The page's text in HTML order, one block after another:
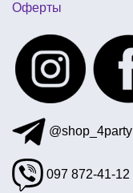
Оферты
@shop_4party
097 872-41-12